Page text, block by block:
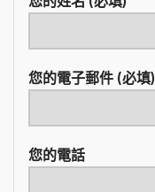
您的電子郵件 (必填)
您的電話